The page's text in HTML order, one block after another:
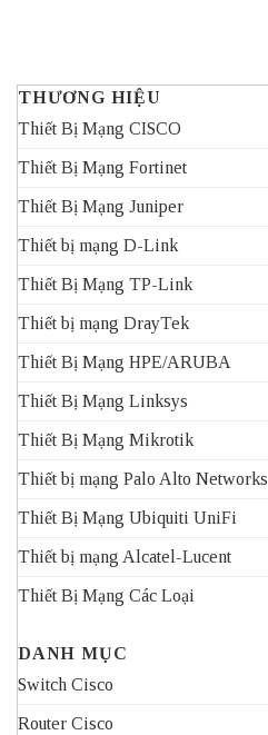
THƯƠNG HIỆU
Thiết Bị Mạng CISCO
Thiết Bị Mạng Fortinet
Thiết Bị Mạng Juniper
Thiết bị mạng D-Link
Thiết Bị Mạng TP-Link
Thiết bị mạng DrayTek
Thiết Bị Mạng HPE/ARUBA
Thiết Bị Mạng Linksys
Thiết Bị Mạng Mikrotik
Thiết bị mạng Palo Alto Networks
Thiết Bị Mạng Ubiquiti UniFi
Thiết bị mạng Alcatel-Lucent
Thiết Bị Mạng Các Loại
DANH MỤC
Switch Cisco
Router Cisco